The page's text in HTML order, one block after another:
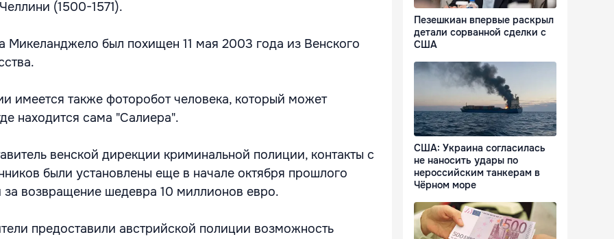
(1500-1571).
Микеланджело был похищен 11 мая 2003 года из Венского
имеется также фоторобот человека, который может
находится сама "Салиера".
венской дирекции криминальной полиции, контакты с
были установлены еще в начале октября прошлого
за возвращение шедевра 10 миллионов евро.
предоставили австрийской полиции возможность
Пезешкиан впервые раскрыл
детали сорванной сделки с
США
США: Украина согласилась
не наносить удары по
нероссийским танкерам в
Чёрном море